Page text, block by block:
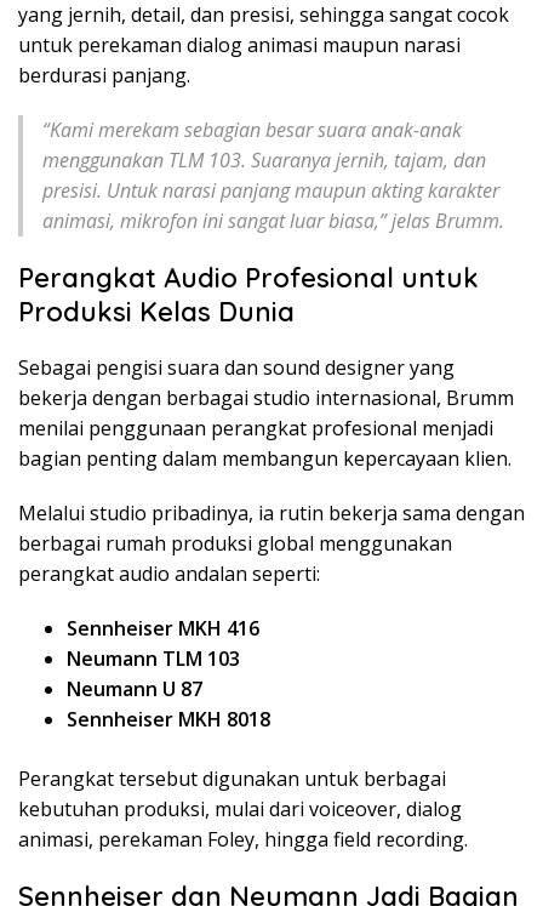
yang jernih, detail, dan presisi, sehingga sangat cocok
untuk perekaman dialog animasi maupun narasi
berdurasi panjang.
“Kami merekam sebagian besar suara anak-anak
menggunakan TLM 103. Suaranya jernih, tajam, dan
presisi. Untuk narasi panjang maupun akting karakter
animasi, mikrofon ini sangat luar biasa,” jelas Brumm.
Perangkat Audio Profesional untuk
Produksi Kelas Dunia
Sebagai pengisi suara dan sound designer yang
bekerja dengan berbagai studio internasional, Brumm
menilai penggunaan perangkat profesional menjadi
bagian penting dalam membangun kepercayaan klien.
Melalui studio pribadinya, ia rutin bekerja sama dengan
berbagai rumah produksi global menggunakan
perangkat audio andalan seperti:
Sennheiser MKH 416
Neumann TLM 103
Neumann U 87
Sennheiser MKH 8018
Perangkat tersebut digunakan untuk berbagai
kebutuhan produksi, mulai dari voiceover, dialog
animasi, perekaman Foley, hingga field recording.
Sennheiser dan Neumann Jadi Bagian